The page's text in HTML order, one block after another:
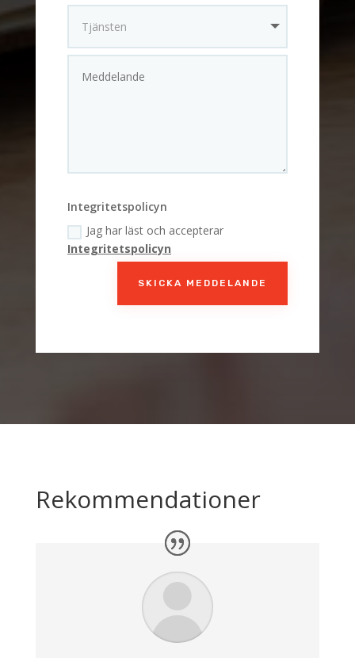
Integritetspolicyn
Jag har läst och accepterar
Integritetspolicyn
SKICKA MEDDELANDE
Rekommendationer